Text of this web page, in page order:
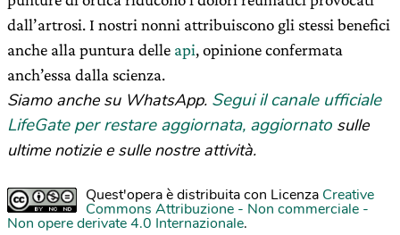
dall’artrosi. I nostri nonni attribuiscono gli stessi benefici
anche alla puntura delle api, opinione confermata
anch’essa dalla scienza.
Siamo anche su WhatsApp. Segui il canale ufficiale
LifeGate per restare aggiornata, aggiornato sulle
ultime notizie e sulle nostre attività.
Quest'opera è distribuita con Licenza Creative
Commons Attribuzione - Non commerciale -
Non opere derivate 4.0 Internazionale.